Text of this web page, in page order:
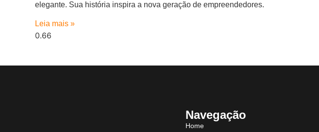
elegante. Sua história inspira a nova geração de empreendedores.
Leia mais »
Navegação
Home